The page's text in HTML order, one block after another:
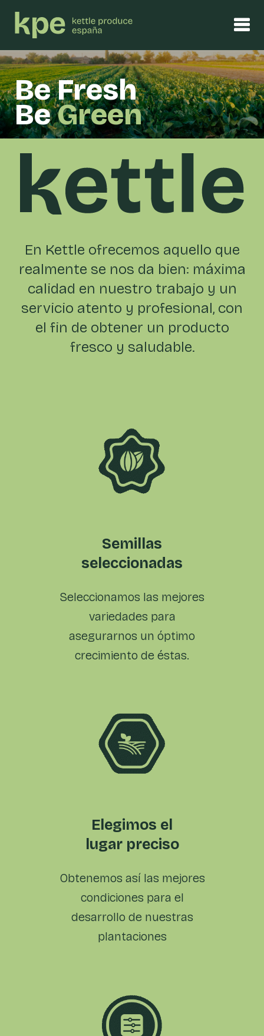
Be Fresh
BeGreen
En Kettle ofrecemos aquello que
realmente se nos da bien: máxima
calidad en nuestro trabajo y un
servicio atento y profesional, con
el fin de obtener un producto
fresco y saludable.
Semillas
seleccionadas
Seleccionamos las mejores
variedades para
asegurarnos un óptimo
crecimiento de éstas.
Elegimos el
lugar preciso
Obtenemos así las mejores
condiciones para el
desarrollo de nuestras
plantaciones